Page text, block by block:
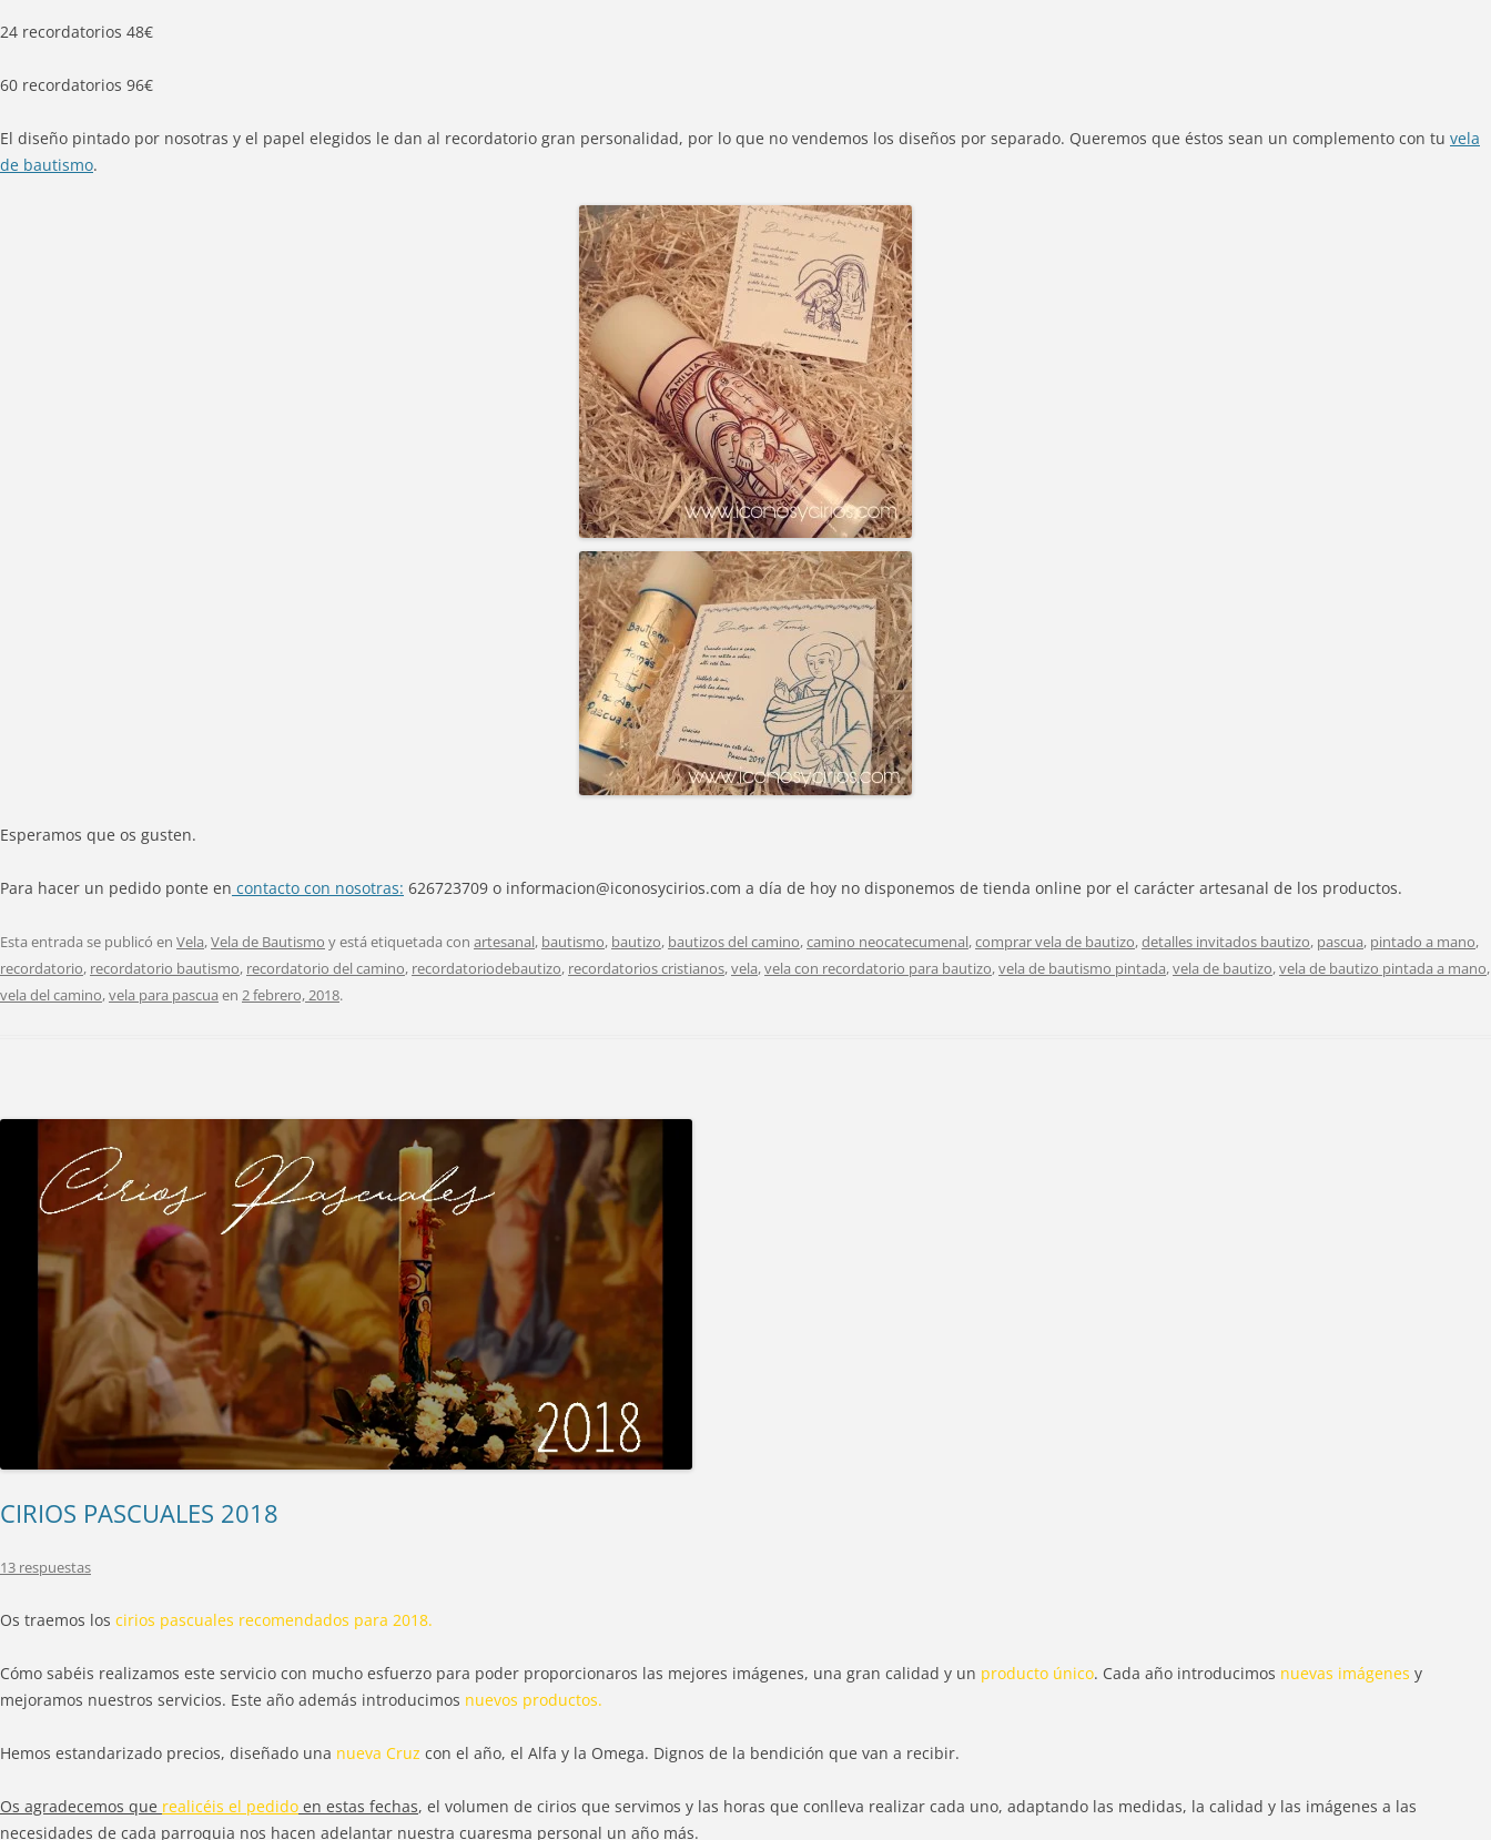
24 recordatorios 48€
60 recordatorios 96€
El diseño pintado por nosotras y el papel elegidos le dan al recordatorio gran personalidad, por lo que no vendemos los diseños por separado. Queremos que éstos sean un complemento con tu vela
de bautismo.
Esperamos que os gusten.
Para hacer un pedido ponte en contacto con nosotras: 626723709 o informacion@iconosycirios.com a día de hoy no disponemos de tienda online por el carácter artesanal de los productos.
Esta entrada se publicó en Vela,Vela de Bautismo y está etiquetada con artesanal, bautismo, bautizo, bautizos del camino,camino neocatecumenal,comprar vela de bautizo,detalles invitados bautizo, pascua, pintado a mano,
recordatorio, recordatorio bautismo, recordatorio del camino, recordatoriodebautizo, recordatorios cristianos,vela,vela con recordatorio para bautizo,vela de bautismo pintada,vela de bautizo,vela de bautizo pintada a mano,
vela del camino,vela para pascua en 2 febrero, 2018.
CIRIOS PASCUALES 2018
13 respuestas
Os traemos los cirios pascuales recomendados para 2018.
Cómo sabéis realizamos este servicio con mucho esfuerzo para poder proporcionaros las mejores imágenes, una gran calidad y un producto único. Cada año introducimos nuevas imágenes y
mejoramos nuestros servicios. Este año además introducimos nuevos productos.
Hemos estandarizado precios, diseñado una nueva Cruz con el año, el Alfa y la Omega. Dignos de la bendición que van a recibir.
Os agradecemos que realicéis el pedido en estas fechas, el volumen de cirios que servimos y las horas que conlleva realizar cada uno, adaptando las medidas, la calidad y las imágenes a las
necesidades de cada parroquia nos hacen adelantar nuestra cuaresma personal un año más.